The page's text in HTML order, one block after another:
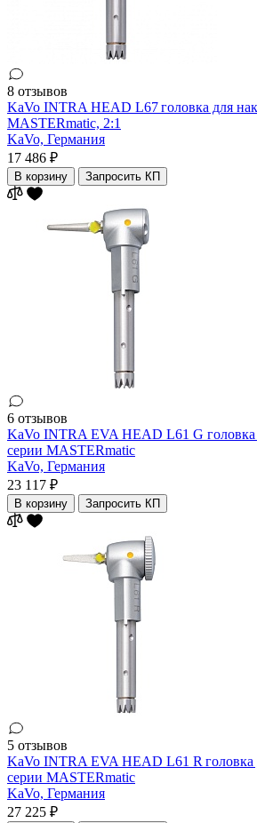
8 отзывов
KaVo INTRA HEAD L67 головка для
MASTERmatic, 2:1
KaVo, Германия
17 486 ₽
В корзину Запросить КП
6 отзывов
KaVo INTRA EVA HEAD L61 G головка
серии MASTERmatic
KaVo, Германия
23 117 ₽
В корзину Запросить КП
5 отзывов
KaVo INTRA EVA HEAD L61 R головка
серии MASTERmatic
KaVo, Германия
27 225 ₽